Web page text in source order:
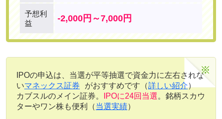
予想利
益
-2,000円～7,000円
IPOの申込は、当選が平等抽選で資金力に左右されな
いマネックス証券 がおすすめです（詳しい紹介）
カブスルのメイン証券。
IPOに24回当選。銘柄スカウ
ターやワン株も便利（当選実績）